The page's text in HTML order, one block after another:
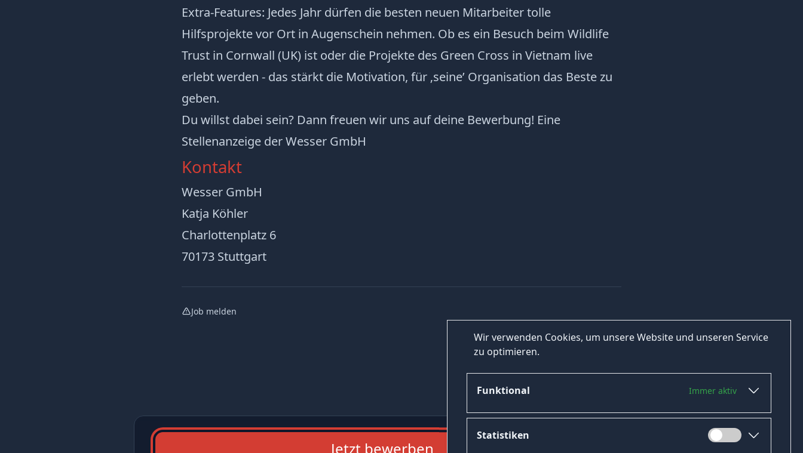
Wir verwenden Cookies, um unsere Website und unseren Service
zu optimieren.
Funktional Immer aktiv
Statistiken
Extra-Features: Jedes Jahr dürfen die besten neuen Mitarbeiter tolle
Hilfsprojekte vor Ort in Augenschein nehmen. Ob es ein Besuch beim Wildlife
Trust in Cornwall (UK) ist oder die Projekte des Green Cross in Vietnam live
erlebt werden - das stärkt die Motivation, für ‚seine’ Organisation das Beste zu
geben.
Du willst dabei sein? Dann freuen wir uns auf deine Bewerbung! Eine
Stellenanzeige der Wesser GmbH
Kontakt
Wesser GmbH
Katja Köhler
Charlottenplatz 6
70173 Stuttgart
Job melden
Jetzt bewerben